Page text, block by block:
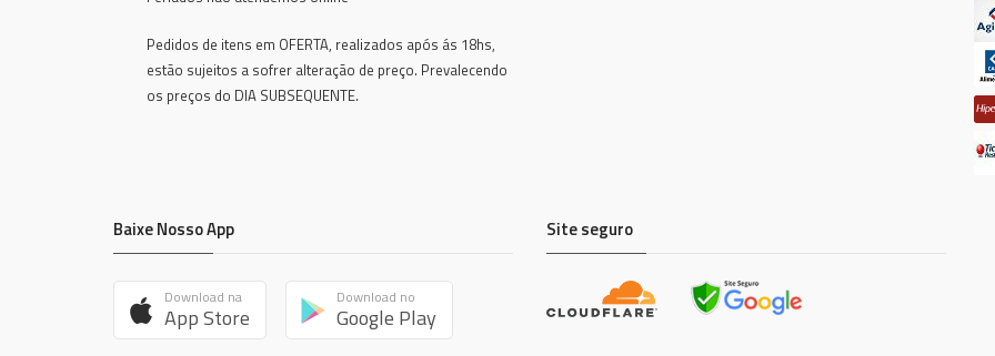
Pedidos de itens em OFERTA, realizados após ás 18hs,
estão sujeitos a sofrer alteração de preço. Prevalecendo
os preços do DIA SUBSEQUENTE.
Baixe Nosso App
Download na
App Store
Download no
Google Play
Site seguro